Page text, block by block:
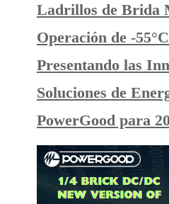
Ladrillos de Brida
Operación de -
Presentando las
Soluciones de
PowerGood para